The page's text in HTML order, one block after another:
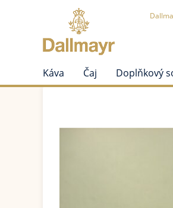
Káva Čaj Doplňkový